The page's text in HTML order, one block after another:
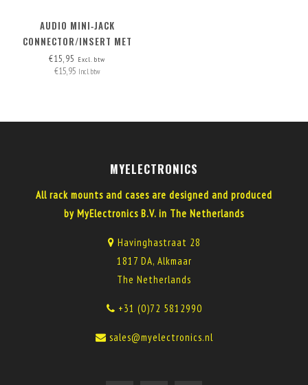
AUDIO MINI‑JACK
CONNECTOR/INSERT MET
AFNEEMBARE KABEL
€15,95 Excl. btw
€15,95 Incl. btw
MYELECTRONICS
All rack mounts and cases are designed and produced
by MyElectronics B.V. in The Netherlands
Havinghastraat 28
1817 DA, Alkmaar
The Netherlands
+31 (0)72 5812990
sales@myelectronics.nl